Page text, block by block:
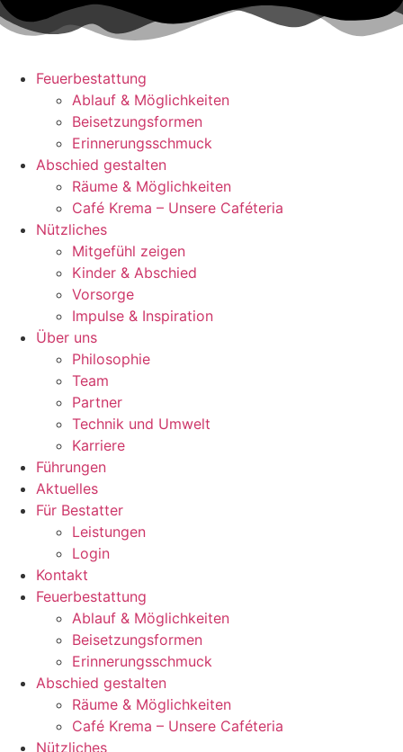
Zum
Inhalt
Feuerbestattung
Ablauf & Möglichkeiten
Beisetzungsformen
Erinnerungsschmuck
Abschied gestalten
Räume & Möglichkeiten
Café Krema – Unsere Caféteria
Nützliches
Mitgefühl zeigen
Kinder & Abschied
Vorsorge
Impulse & Inspiration​
Über uns
Philosophie
Team
Partner
Technik und Umwelt
Karriere
Führungen
Aktuelles
Für Bestatter
Leistungen
Login
Kontakt
Feuerbestattung
Ablauf & Möglichkeiten
Beisetzungsformen
Erinnerungsschmuck
Abschied gestalten
Räume & Möglichkeiten
Café Krema – Unsere Caféteria
Nützliches